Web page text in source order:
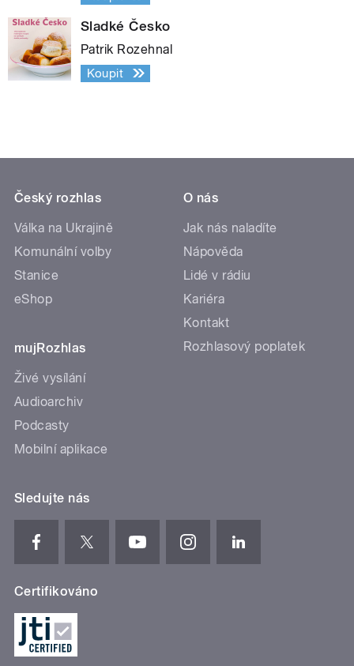
Sladké Česko
Patrik Rozehnal
Koupit
Český rozhlas
Válka na Ukrajině
Komunální volby
Stanice
eShop
mujRozhlas
Živé vysílání
Audioarchiv
Podcasty
Mobilní aplikace
O nás
Jak nás naladíte
Nápověda
Lidé v rádiu
Kariéra
Kontakt
Rozhlasový poplatek
Sledujte nás
Certifikováno